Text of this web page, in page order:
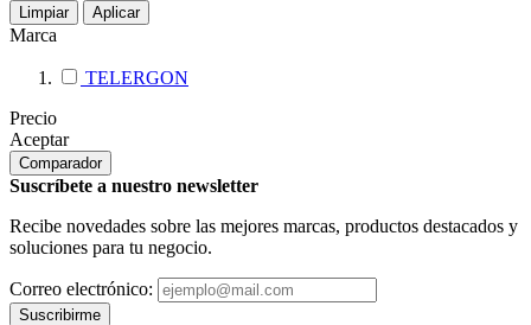
Limpiar Aplicar
Marca
TELERGON
Precio
Aceptar
Comparador
Suscríbete a nuestro newsletter
Recibe novedades sobre las mejores marcas, productos destacados y
soluciones para tu negocio.
Correo electrónico:
Suscribirme